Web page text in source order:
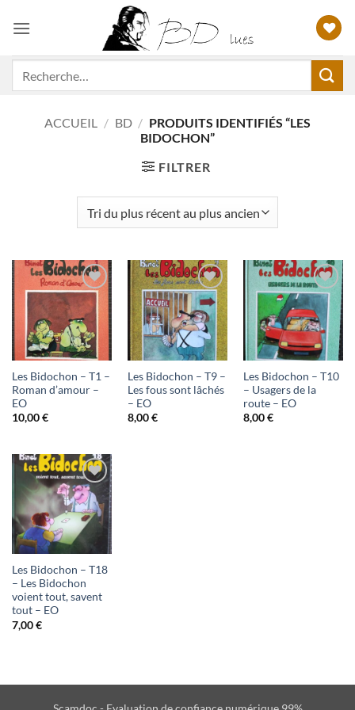
ACCUEIL / BD / PRODUITS IDENTIFIÉS “LES
BIDOCHON”
FILTRER
Ajouter
à ma
liste
Les Bidochon – T1 –
Roman d’amour –
EO
10,00€
Ajouter
à ma
liste
Les Bidochon – T9 –
Les fous sont lâchés
– EO
8,00€
Ajouter
à ma
liste
Les Bidochon – T10
– Usagers de la
route – EO
8,00€
Ajouter
à ma
liste
Les Bidochon – T18
– Les Bidochon
voient tout, savent
tout – EO
7,00€